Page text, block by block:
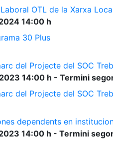
OTL de la Xarxa
14:00 h
30 Plus
del Projecte del SOC
14:00 h - Termini
del Projecte del SOC
dependents en
14:00 h - Termini